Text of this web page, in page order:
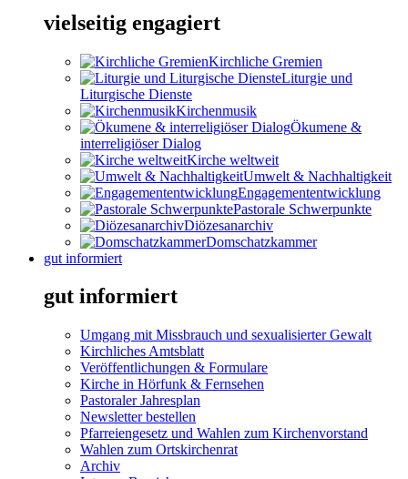
vielseitig engagiert
Kirchliche Gremien
Liturgie und
Liturgische Dienste
Kirchenmusik
Ökumene &
interreligiöser Dialog
Kirche weltweit
Umwelt & Nachhaltigkeit
Engagemententwicklung
Pastorale Schwerpunkte
Diözesanarchiv
Domschatzkammer
gut informiert
gut informiert
Umgang mit Missbrauch und sexualisierter Gewalt
Kirchliches Amtsblatt
Veröffentlichungen & Formulare
Kirche in Hörfunk & Fernsehen
Pastoraler Jahresplan
Newsletter bestellen
Pfarreiengesetz und Wahlen zum Kirchenvorstand
Wahlen zum Ortskirchenrat
Archiv